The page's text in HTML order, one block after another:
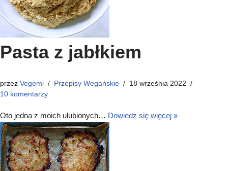
Pasta z jabłkiem
przez Vegemi Przepisy Wegańskie
18 września 2022
10 komentarzy
Oto jedna z moich ulubionych… Dowiedz się więcej »